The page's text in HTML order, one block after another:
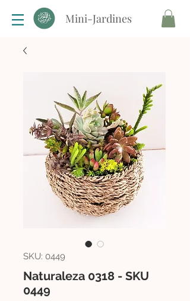
Mini-Jardines
SKU: 0449
Naturaleza 0318 - SKU
0449